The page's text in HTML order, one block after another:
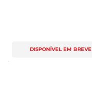
DISPONÍVEL EM BREVE